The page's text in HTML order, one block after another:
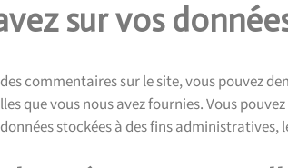
sur vos
commentaires sur le site, vous pouvez
que vous nous avez fournies. Vous
stockées à des fins administratives,